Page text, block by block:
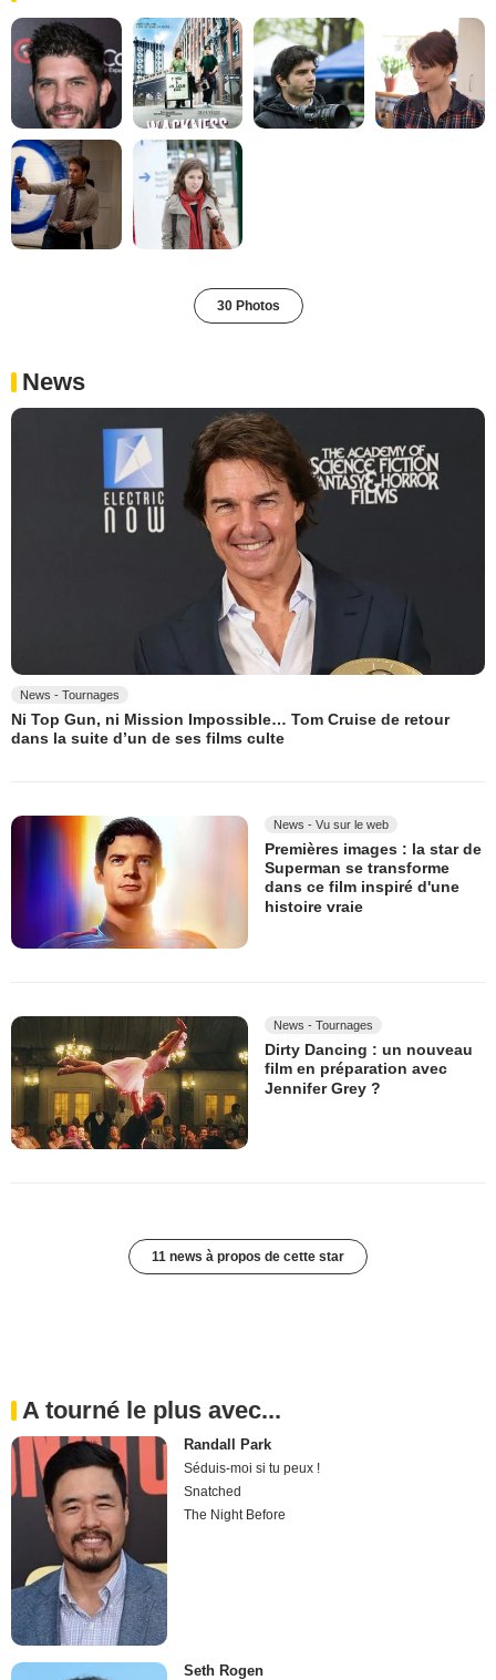
30 Photos
News
News - Tournages
Ni Top Gun, ni Mission Impossible… Tom Cruise de retour
dans la suite d’un de ses films culte
News - Vu sur le web
Premières images : la star de
Superman se transforme
dans ce film inspiré d'une
histoire vraie
News - Tournages
Dirty Dancing : un nouveau
film en préparation avec
Jennifer Grey ?
11 news à propos de cette star
A tourné le plus avec...
Randall Park
Séduis-moi si tu peux !
Snatched
The Night Before
Seth Rogen